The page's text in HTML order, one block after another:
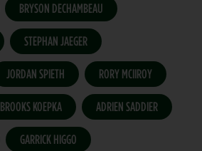
BRYSON DECHAMBEAU
STEPHAN JAEGER
JORDAN SPIETH RORY MCIIROY
BROOKS KOEPKA ADRIEN SADDIER
GARRICK HIGGO